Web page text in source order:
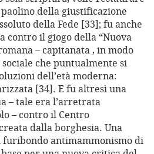
della giustificazione
della Fede [33]; fu anche
contro il giogo della “Nuova
– capitanata , in modo
che puntualmente si
dell’età moderna:
[34]. E fu altresì una
– tale era l’arretrata
– contro il Centro
dalla borghesia. Una
furibondo antimammonismo di